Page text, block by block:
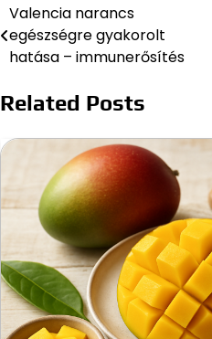
Bejegyzés
navigáció
Valencia narancs
egészségre gyakorolt
hatása – immunerősítés
Related Posts